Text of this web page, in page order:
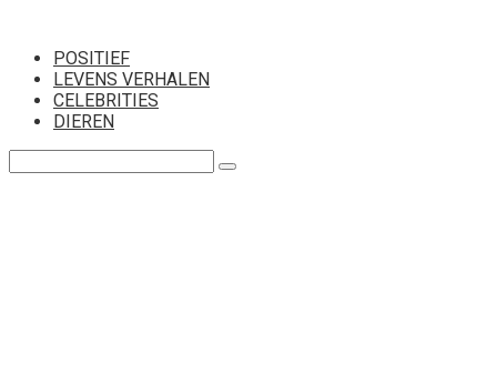
контентуPOSITIEF
LEVENS VERHALEN
CELEBRITIES
DIEREN